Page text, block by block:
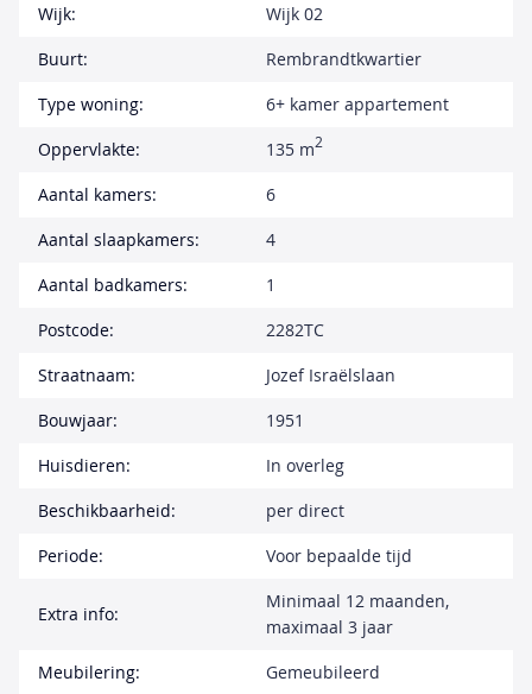
Wijk:
Wijk 02
Buurt:
Rembrandtkwartier
Type woning:
6+ kamer appartement
Oppervlakte:
135 m2
Aantal kamers:
6
Aantal slaapkamers:
4
Aantal badkamers:
1
Postcode:
2282TC
Straatnaam:
Jozef Israëlslaan
Bouwjaar:
1951
Huisdieren:
In overleg
Beschikbaarheid:
per direct
Periode:
Voor bepaalde tijd
Extra info:
Minimaal 12 maanden,
maximaal 3 jaar
Meubilering:
Gemeubileerd